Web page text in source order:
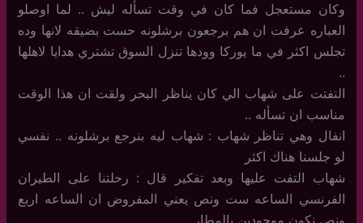
وكان مستعجل فما كان في وقت تسأله ليش .. لما اوصلو
العباره عرفت ان هم برجعون برشلونه حست بضيقه لانها وده
تجلس اكثر في ما يوركا وودها تنزل السوق تشتري هدايا لاهلها
..
التفتت على شهاب الي كان يناظر البحر ولقت ان هذا الوقت
مناسب ان تسأله ..
انفال وهي تناظر شهاب : شهاب ليه بنرجع برشلونه .. نفسي
لو جلسنا هناك اكثر
شهاب التفت عليها وبعد تفكير قال : رحلتنا على الطيران
الفرنسي الساعه ست ونص يعني المفروض ان الساعه اربع